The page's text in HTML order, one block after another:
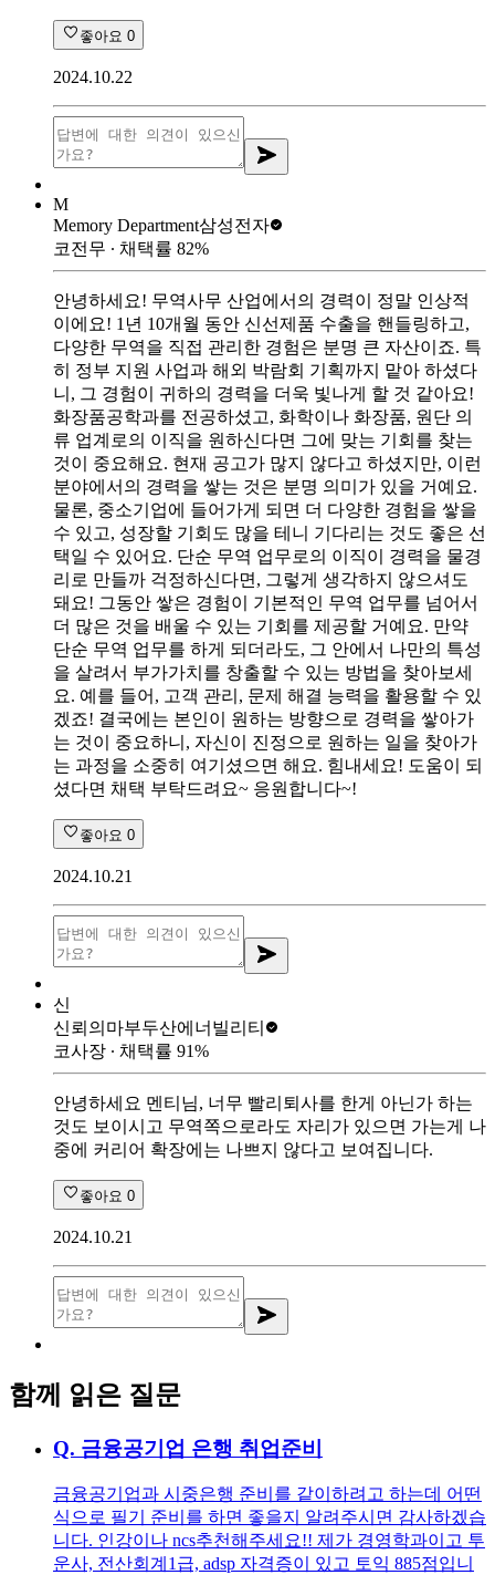
좋아요 0
2024.10.22
M
Memory Department삼성전자
코전무 ∙ 채택률 82%
안녕하세요! 무역사무 산업에서의 경력이 정말 인상적
이에요! 1년 10개월 동안 신선제품 수출을 핸들링하고,
다양한 무역을 직접 관리한 경험은 분명 큰 자산이죠. 특
히 정부 지원 사업과 해외 박람회 기획까지 맡아 하셨다
니, 그 경험이 귀하의 경력을 더욱 빛나게 할 것 같아요!
화장품공학과를 전공하셨고, 화학이나 화장품, 원단 의
류 업계로의 이직을 원하신다면 그에 맞는 기회를 찾는
것이 중요해요. 현재 공고가 많지 않다고 하셨지만, 이런
분야에서의 경력을 쌓는 것은 분명 의미가 있을 거예요.
물론, 중소기업에 들어가게 되면 더 다양한 경험을 쌓을
수 있고, 성장할 기회도 많을 테니 기다리는 것도 좋은 선
택일 수 있어요. 단순 무역 업무로의 이직이 경력을 물경
리로 만들까 걱정하신다면, 그렇게 생각하지 않으셔도
돼요! 그동안 쌓은 경험이 기본적인 무역 업무를 넘어서
더 많은 것을 배울 수 있는 기회를 제공할 거예요. 만약
단순 무역 업무를 하게 되더라도, 그 안에서 나만의 특성
을 살려서 부가가치를 창출할 수 있는 방법을 찾아보세
요. 예를 들어, 고객 관리, 문제 해결 능력을 활용할 수 있
겠죠! 결국에는 본인이 원하는 방향으로 경력을 쌓아가
는 것이 중요하니, 자신이 진정으로 원하는 일을 찾아가
는 과정을 소중히 여기셨으면 해요. 힘내세요! 도움이 되
셨다면 채택 부탁드려요~ 응원합니다~!
좋아요 0
2024.10.21
신
신뢰의마부두산에너빌리티
코사장 ∙ 채택률 91%
안녕하세요 멘티님, 너무 빨리퇴사를 한게 아닌가 하는
것도 보이시고 무역쪽으로라도 자리가 있으면 가는게 나
중에 커리어 확장에는 나쁘지 않다고 보여집니다.
좋아요 0
2024.10.21
함께 읽은 질문
Q. 금융공기업 은행 취업준비
금융공기업과 시중은행 준비를 같이하려고 하는데 어떤
식으로 필기 준비를 하면 좋을지 알려주시면 감사하겠습
니다. 인강이나 ncs추천해주세요!! 제가 경영학과이고 투
운사, 전산회계1급, adsp 자격증이 있고 토익 885점입니